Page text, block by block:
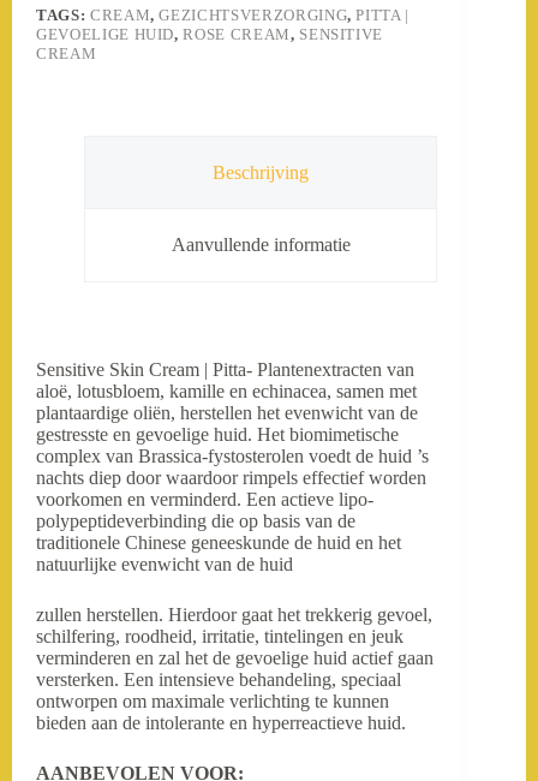
TAGS: CREAM,GEZICHTSVERZORGING,PITTA |
GEVOELIGE HUID,ROSE CREAM, SENSITIVE
CREAM
Beschrijving
Aanvullende informatie
Sensitive Skin Cream | Pitta- Plantenextracten van
aloë, lotusbloem, kamille en echinacea, samen met
plantaardige oliën, herstellen het evenwicht van de
gestresste en gevoelige huid. Het biomimetische
complex van Brassica-fystosterolen voedt de huid ’s
nachts diep door waardoor rimpels effectief worden
voorkomen en verminderd. Een actieve lipo-
polypeptideverbinding die op basis van de
traditionele Chinese geneeskunde de huid en het
natuurlijke evenwicht van de huid
zullen herstellen. Hierdoor gaat het trekkerig gevoel,
schilfering, roodheid, irritatie, tintelingen en jeuk
verminderen en zal het de gevoelige huid actief gaan
versterken. Een intensieve behandeling, speciaal
ontworpen om maximale verlichting te kunnen
bieden aan de intolerante en hyperreactieve huid.
AANBEVOLEN VOOR: